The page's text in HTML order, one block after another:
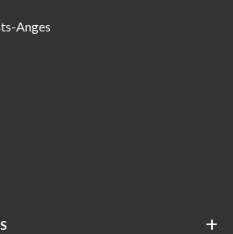
Anges